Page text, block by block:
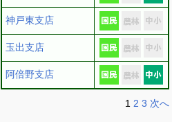
神戸東支店
玉出支店
阿倍野支店
1 2 3 次へ